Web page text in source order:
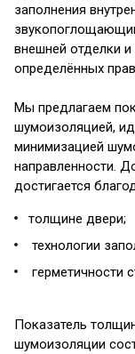
заполнения
внешней отделки
определённых
Мы предлагаем
шумоизоляцией,
минимизацией
направленности.
достигается
толщине двери;
технологии
герметичности
Показатель
шумоизоляции